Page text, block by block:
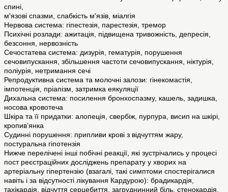
спині,
м'язові спазми, слабкість м'язів, міалгія
Нервова система: гіпестезія, парестезія, тремор
Психічні розлади: ажитація, підвищена тривожність, депресія,
безсоння, нервозність
Сечостатева система: дизурія, гематурія, порушення
сечовипускання, збільшення частоти сечовипускання, ніктурія,
поліурія, нетримання сечі
Репродуктивна система та молочні залози: гінекомастія,
імпотенція, пріапізм, затримка еякуляції
Дихальна система: посилення бронхоспазму, кашель, задишка,
носова кровотеча
Шкіра та її придатки: алопеція, свербіж, пурпура, висип на шкірі,
кропив’янка
Судинні порушення: припливи крові з відчуттям жару,
постуральна гіпотензія
Нижче перелічені інші побічні реакції, які зустрічались у процесі
пост реєстраційних досліджень препарату у хворих на
артеріальну гіпертензію (взагалі, такі симптоми спостерігалися
навіть і за відсутності лікування Кардурою): брадикардія,
тахікардія, відчуття серцебиття, загруднинний біль, стенокардія,